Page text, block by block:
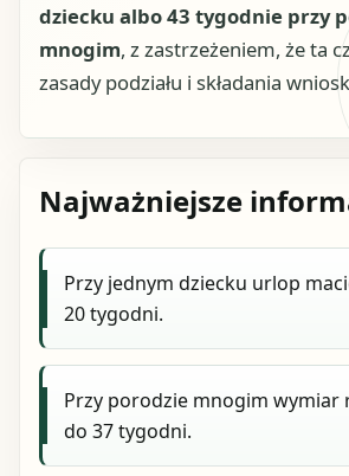
dziecku albo 43 tygodnie przy
mnogim, z zastrzeżeniem, że ta
zasady podziału i składania
Najważniejsze
Przy jednym dziecku urlop
20 tygodni.
Przy porodzie mnogim wymiar
do 37 tygodni.